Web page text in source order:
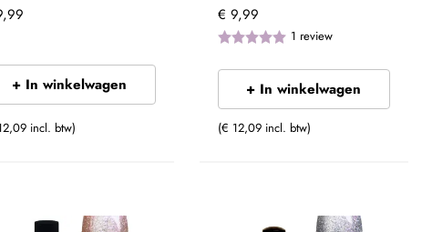
+ In winkelwagen
incl. btw)
€ 9,99
1 review
+ In winkelwagen
(€ 12,09 incl. btw)